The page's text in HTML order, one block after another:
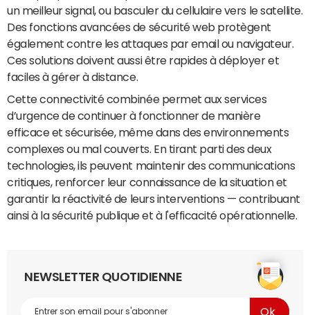
un meilleur signal, ou basculer du cellulaire vers le satellite.
Des fonctions avancées de sécurité web protègent
également contre les attaques par email ou navigateur.
Ces solutions doivent aussi être rapides à déployer et
faciles à gérer à distance.
Cette connectivité combinée permet aux services
d’urgence de continuer à fonctionner de manière
efficace et sécurisée, même dans des environnements
complexes ou mal couverts. En tirant parti des deux
technologies, ils peuvent maintenir des communications
critiques, renforcer leur connaissance de la situation et
garantir la réactivité de leurs interventions — contribuant
ainsi à la sécurité publique et à l'efficacité opérationnelle.
NEWSLETTER QUOTIDIENNE